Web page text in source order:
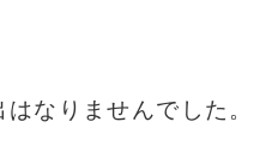
なりませんでした。